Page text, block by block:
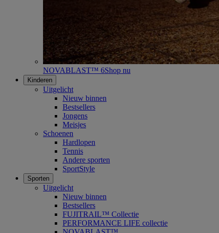
NOVABLAST™ 6Shop nu
Kinderen
Uitgelicht
Nieuw binnen
Bestsellers
Jongens
Meisjes
Schoenen
Hardlopen
Tennis
Andere sporten
SportStyle
Sporten
Uitgelicht
Nieuw binnen
Bestsellers
FUJITRAIL™ Collectie
PERFORMANCE LIFE collectie